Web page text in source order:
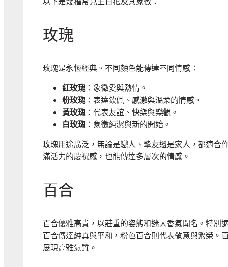
玫瑰
玫瑰是永恆經典。不同顏色能傳達不同情感：
紅玫瑰：象徵愛與熱情。
粉玫瑰：表達欽佩、感激與溫柔的情感。
黃玫瑰：代表友誼、快樂與樂觀。
白玫瑰：象徵純潔與新的開始。
玫瑰用途廣泛，無論是戀人、摯友還是家人，都適合
滿活力的慶祝感，也能傳達多層次的情感。
百合
百合優雅高貴，以莊重的姿態和迷人香氣聞名。特別
百合傳達純真與平和，粉色百合則代表敬意與繁榮。
展現高雅氣質。